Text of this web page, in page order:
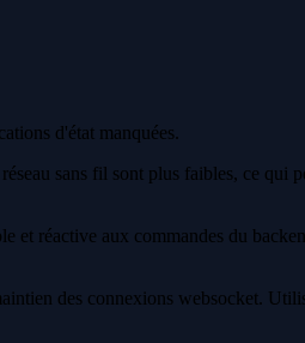
d'état manquées.
sans fil sont plus faibles, ce qui
et réactive aux commandes du
des connexions websocket.